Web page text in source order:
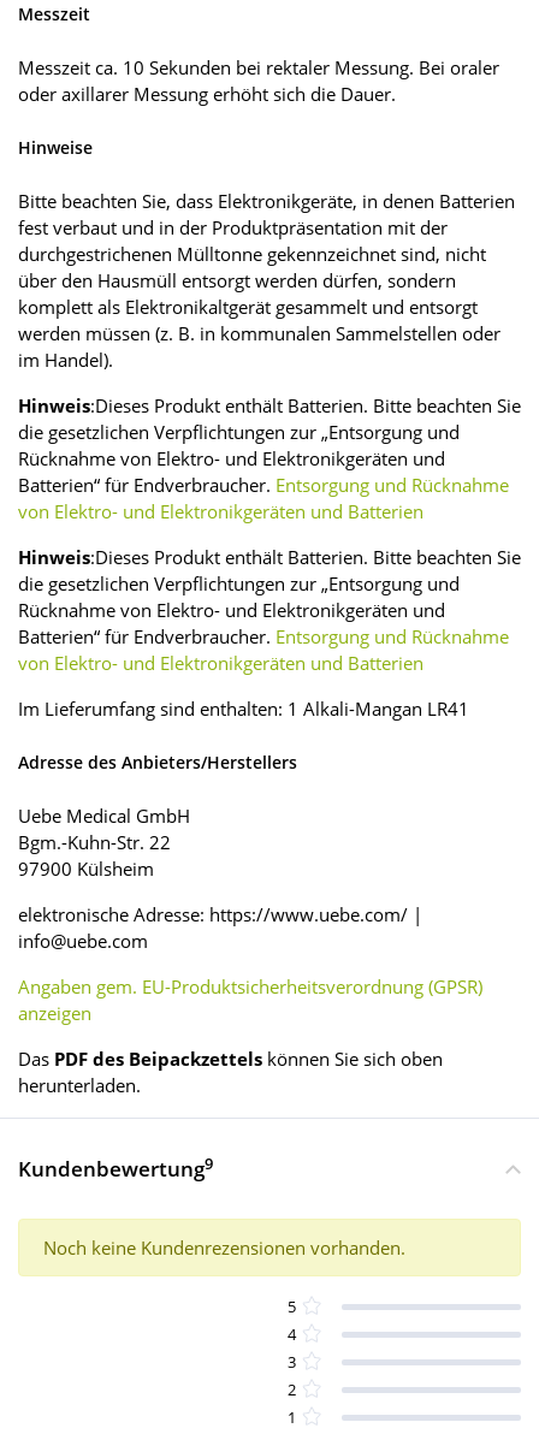
Messzeit
Messzeit ca. 10 Sekunden bei rektaler Messung. Bei oraler
oder axillarer Messung erhöht sich die Dauer.
Hinweise
Bitte beachten Sie, dass Elektronikgeräte, in denen Batterien
fest verbaut und in der Produktpräsentation mit der
durchgestrichenen Mülltonne gekennzeichnet sind, nicht
über den Hausmüll entsorgt werden dürfen, sondern
komplett als Elektronikaltgerät gesammelt und entsorgt
werden müssen (z. B. in kommunalen Sammel­stellen oder
im Handel).
Hinweis:Dieses Produkt enthält Batterien. Bitte beachten Sie
die gesetzlichen Verpflichtungen zur „Entsorgung und
Rücknahme von Elektro- und Elektronikgeräten und
Batterien“ für Endverbraucher. Entsorgung und Rücknahme
von Elektro- und Elektronikgeräten und Batterien
Hinweis:Dieses Produkt enthält Batterien. Bitte beachten Sie
die gesetzlichen Verpflichtungen zur „Entsorgung und
Rücknahme von Elektro- und Elektronikgeräten und
Batterien“ für Endverbraucher. Entsorgung und Rücknahme
von Elektro- und Elektronikgeräten und Batterien
Im Lieferumfang sind enthalten: 1 Alkali-Mangan LR41
Adresse des Anbieters/Herstellers
Uebe Medical GmbH
Bgm.-Kuhn-Str. 22
97900 Külsheim
elektronische Adresse: https://www.uebe.com/ |
info@uebe.com
Angaben gem. EU-Produktsicherheitsverordnung (GPSR)
anzeigen
Das PDF des Beipackzettels können Sie sich oben
herunterladen.
Kundenbewertung9
Noch keine Kundenrezensionen vorhanden.
5
4
3
2
1